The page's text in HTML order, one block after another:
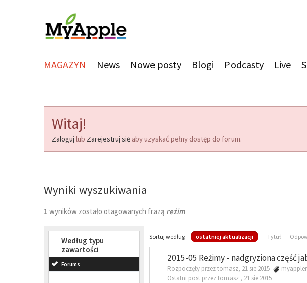
MAGAZYN News Nowe posty Blogi Podcasty Live
Witaj!
Zaloguj lub Zarejestruj się aby uzyskać pełny dostęp do forum.
Wyniki wyszukiwania
1 wyników zostało otagowanych frazą reżim
Według typu
zawartości
Forums
Sortuj według ostatniej aktualizacji Tytuł
2015-05 Reżimy - nadgryziona część
Rozpoczęty przez tomasz, 21 sie 2015
Ostatni post przez tomasz , 21 sie 2015